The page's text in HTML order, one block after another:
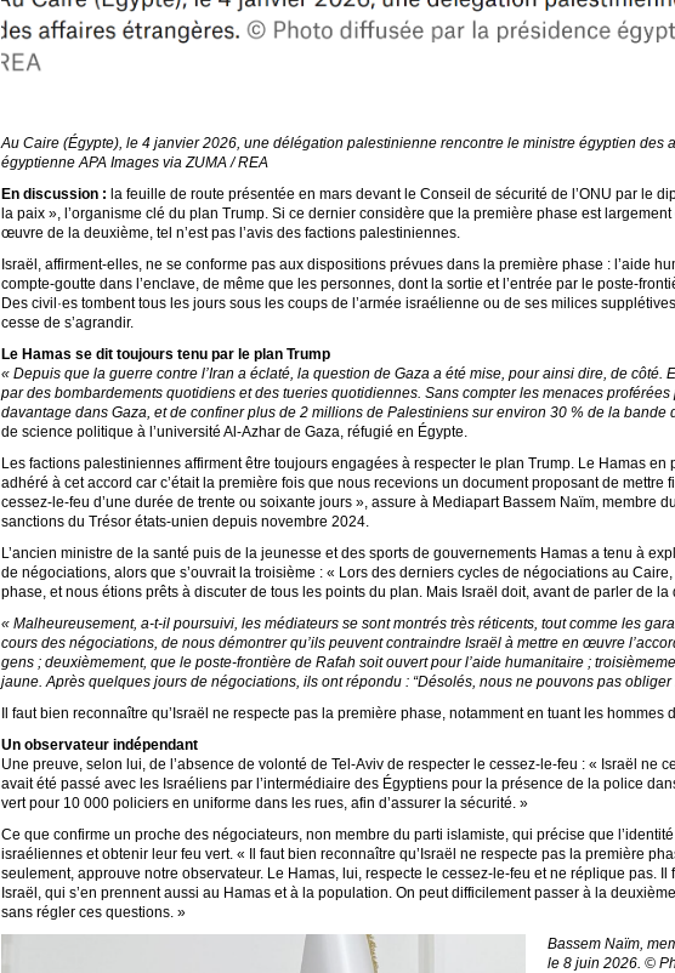
Au Caire (Égypte), le 4 janvier 2026, une délégation palestinienne rencontre le ministre égyptien
égyptienne APA Images via ZUMA / REA
En discussion : la feuille de route présentée en mars devant le Conseil de sécurité de l’ONU par le
la paix », l’organisme clé du plan Trump. Si ce dernier considère que la première phase est
œuvre de la deuxième, tel n’est pas l’avis des factions palestiniennes.
Israël, affirment-elles, ne se conforme pas aux dispositions prévues dans la première phase : l’aide
compte-goutte dans l’enclave, de même que les personnes, dont la sortie et l’entrée par le poste-
Des civil·es tombent tous les jours sous les coups de l’armée israélienne ou de ses milices
cesse de s’agrandir.
Le Hamas se dit toujours tenu par le plan Trump
« Depuis que la guerre contre l’Iran a éclaté, la question de Gaza a été mise, pour ainsi dire, de
par des bombardements quotidiens et des tueries quotidiennes. Sans compter les menaces
davantage dans Gaza, et de confiner plus de 2 millions de Palestiniens sur environ 30 % de la bande
de science politique à l’université Al-Azhar de Gaza, réfugié en Égypte.
Les factions palestiniennes affirment être toujours engagées à respecter le plan Trump. Le Hamas
adhéré à cet accord car c’était la première fois que nous recevions un document proposant de
cessez-le-feu d’une durée de trente ou soixante jours », assure à Mediapart Bassem Naïm, membre
sanctions du Trésor états-unien depuis novembre 2024.
L’ancien ministre de la santé puis de la jeunesse et des sports de gouvernements Hamas a tenu à
de négociations, alors que s’ouvrait la troisième : « Lors des derniers cycles de négociations au
phase, et nous étions prêts à discuter de tous les points du plan. Mais Israël doit, avant de parler de
« Malheureusement, a-t-il poursuivi, les médiateurs se sont montrés très réticents, tout comme les
cours des négociations, de nous démontrer qu’ils peuvent contraindre Israël à mettre en œuvre
gens ; deuxièmement, que le poste-frontière de Rafah soit ouvert pour l’aide humanitaire ;
jaune. Après quelques jours de négociations, ils ont répondu : “Désolés, nous ne pouvons pas obliger
Il faut bien reconnaître qu’Israël ne respecte pas la première phase, notamment en tuant les hommes
Un observateur indépendant
Une preuve, selon lui, de l’absence de volonté de Tel-Aviv de respecter le cessez-le-feu : « Israël ne
avait été passé avec les Israéliens par l’intermédiaire des Égyptiens pour la présence de la police
vert pour 10 000 policiers en uniforme dans les rues, afin d’assurer la sécurité. »
Ce que confirme un proche des négociateurs, non membre du parti islamiste, qui précise que
israéliennes et obtenir leur feu vert. « Il faut bien reconnaître qu’Israël ne respecte pas la première
seulement, approuve notre observateur. Le Hamas, lui, respecte le cessez-le-feu et ne réplique pas.
Israël, qui s’en prennent aussi au Hamas et à la population. On peut difficilement passer à la
sans régler ces questions. »
Bassem Naïm,
le 8 juin 2026. ©